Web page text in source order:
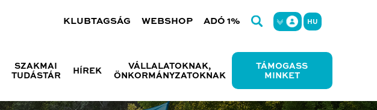
KLUBTAGSÁG WEBSHOP ADÓ 1% HU
SZAKMAI
TUDÁSTÁR
HÍREK
VÁLLALATOKNAK,
ÖNKORMÁNYZATOKNAK
TÁMOGASS
MINKET